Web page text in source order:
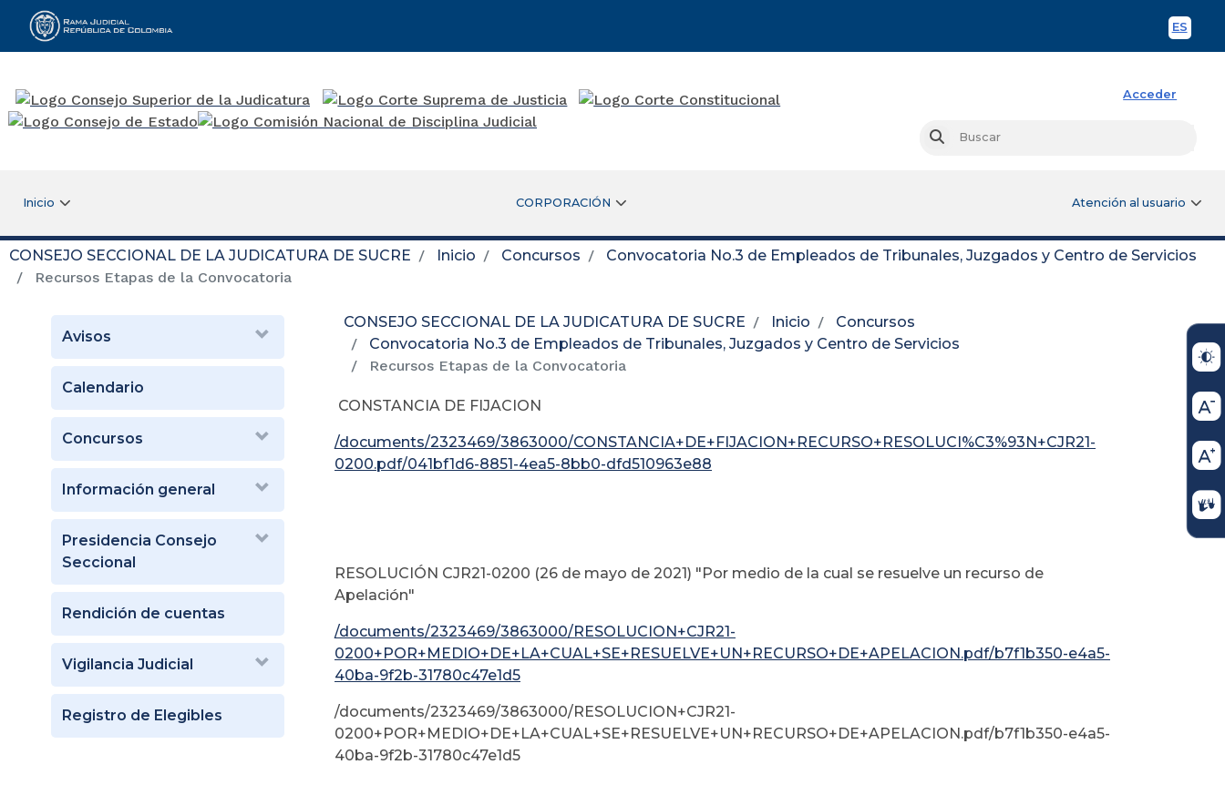
ES
Rama Judicial
Acceder
Buscar
Inicio CORPORACIÓN Atención al usuario
CONSEJO SECCIONAL DE LA JUDICATURA DE SUCRE Inicio Concursos
Convocatoria No.3 de Empleados de Tribunales, Juzgados y Centro de Servicios
Recursos Etapas de la Convocatoria
Avisos
Calendario
Concursos
Información general
Presidencia Consejo
Seccional
Rendición de cuentas
Vigilancia Judicial
Registro de Elegibles
CONSEJO SECCIONAL DE LA JUDICATURA DE SUCRE Inicio
Concursos
Convocatoria No.3 de Empleados de Tribunales, Juzgados y Centro de Servicios
Recursos Etapas de la Convocatoria
CONSTANCIA DE FIJACION
/documents/2323469/3863000/CONSTANCIA+DE+FIJACION+RECURSO+RESOLUCI%C3%93N+CJR21-
0200.pdf/041bf1d6-8851-4ea5-8bb0-dfd510963e88
RESOLUCIÓN CJR21-0200 (26 de mayo de 2021) "Por medio de la cual se resuelve un recurso de
Apelación"
/documents/2323469/3863000/RESOLUCION+CJR21-
0200+POR+MEDIO+DE+LA+CUAL+SE+RESUELVE+UN+RECURSO+DE+APELACION.pdf/b7f1b350-e4a5-
40ba-9f2b-31780c47e1d5
/documents/2323469/3863000/RESOLUCION+CJR21-
0200+POR+MEDIO+DE+LA+CUAL+SE+RESUELVE+UN+RECURSO+DE+APELACION.pdf/b7f1b350-e4a5-
40ba-9f2b-31780c47e1d5